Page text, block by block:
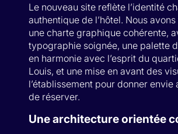
Le nouveau site reflète l’identité
authentique de l’hôtel. Nous
une charte graphique cohérente,
typographie soignée, une palette
en harmonie avec l’esprit du
Louis, et une mise en avant des
l’établissement pour donner envie
de réserver.
Une architecture orientée